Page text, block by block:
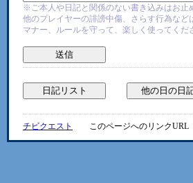
※ご本人や日記と関係のない書き込みはお止
他のプレイヤーの誹謗中傷、さらす行為など
マナー、ルールを守って、楽しく使ってくだ
チビクエスト このページへのリンクURL